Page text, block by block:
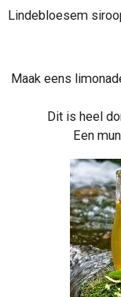
Lindebloesem
Maak eens
Dit is heel
Een